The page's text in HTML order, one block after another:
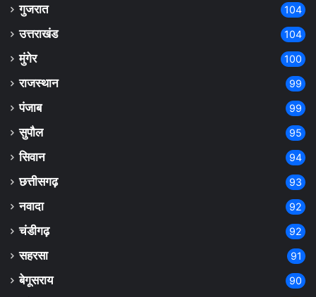
गुजरात 104
उत्तराखंड 104
मुंगेर 100
राजस्थान 99
पंजाब 99
सुपौल 95
सिवान 94
छत्तीसगढ़ 93
नवादा 92
चंडीगढ़ 92
सहरसा 91
बेगूसराय 90